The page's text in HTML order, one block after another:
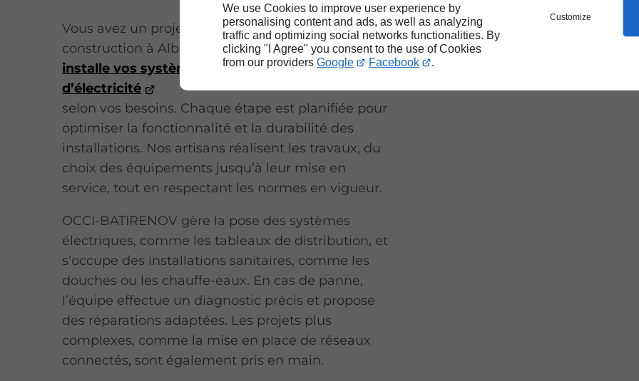
We use Cookies to improve user experience by
personalising content and ads, as well as analyzing
traffic and optimizing social networks functionalities. By
clicking "I Agree" you consent to the use of Cookies
from our providers Google Facebook .
Customize
Vous avez un projet de rénovation ou de
construction à Albi ? OCCI-BATIRENOV conçoit et
installe vos systèmes de plomberie et
d’électricité
selon vos besoins. Chaque étape est planifiée pour
optimiser la fonctionnalité et la durabilité des
installations. Nos artisans réalisent les travaux, du
choix des équipements jusqu’à leur mise en
service, tout en respectant les normes en vigueur.
OCCI-BATIRENOV gère la pose des systèmes
électriques, comme les tableaux de distribution, et
s’occupe des installations sanitaires, comme les
douches ou les chauffe-eaux. En cas de panne,
l’équipe effectue un diagnostic précis et propose
des réparations adaptées. Les projets plus
complexes, comme la mise en place de réseaux
connectés, sont également pris en main.